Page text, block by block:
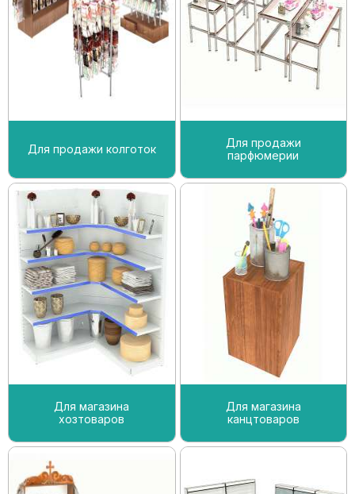
Для продажи колготок
Для продажи
парфюмерии
Для магазина
хозтоваров
Для магазина
канцтоваров